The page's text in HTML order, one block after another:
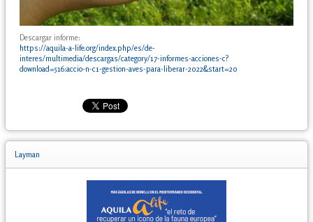
Descargar informe:
https://aquila-a-life.org/index.php/es/de-
interes/multimedia/descargas/category/17-informes-acciones-c?
download=516:accio-n-c1-gestion-aves-para-liberar-2022&start=20
Layman